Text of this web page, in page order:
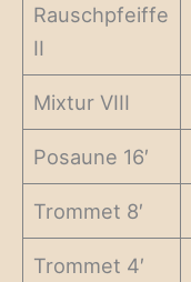
Rauschpfeiffe
II
Mixtur VIII
Posaune 16′
Trommet 8′
Trommet 4′